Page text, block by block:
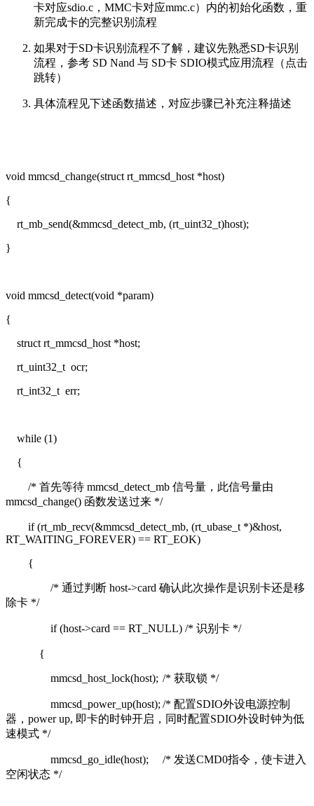
卡对应sdio.c，MMC卡对应mmc.c）内的初始化函数，重
新完成卡的完整识别流程
如果对于SD卡识别流程不了解，建议先熟悉SD卡识别
流程，参考 SD Nand 与 SD卡 SDIO模式应用流程（点击
跳转）
具体流程见下述函数描述，对应步骤已补充注释描述
void mmcsd_change(struct rt_mmcsd_host *host)
{
rt_mb_send(&mmcsd_detect_mb, (rt_uint32_t)host);
}
void mmcsd_detect(void *param)
{
struct rt_mmcsd_host *host;
rt_uint32_t ocr;
rt_int32_t err;
while (1)
{
/* 首先等待 mmcsd_detect_mb 信号量，此信号量由
mmcsd_change() 函数发送过来 */
if (rt_mb_recv(&mmcsd_detect_mb, (rt_ubase_t *)&host,
RT_WAITING_FOREVER) == RT_EOK)
{
/* 通过判断 host->card 确认此次操作是识别卡还是移
除卡 */
if (host->card == RT_NULL) /* 识别卡 */
{
mmcsd_host_lock(host); /* 获取锁 */
mmcsd_power_up(host); /* 配置SDIO外设电源控制
器，power up, 即卡的时钟开启，同时配置SDIO外设时钟为低
速模式 */
mmcsd_go_idle(host);
/* 发送CMD0指令，使卡进入
空闲状态 */